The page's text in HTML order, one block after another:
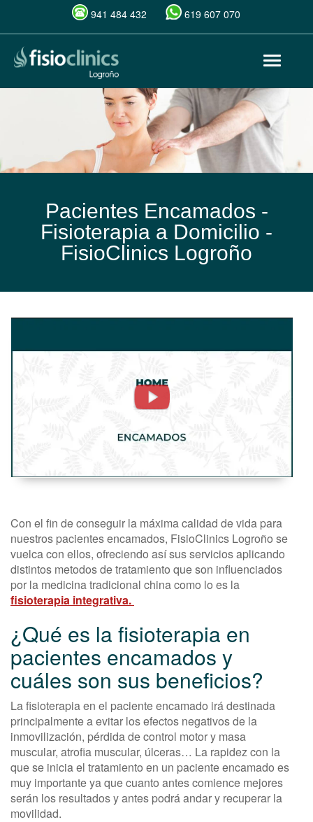
Pasar
contenido
941 484 432 619 607 070
Toggle
Pacientes Encamados -
Fisioterapia a Domicilio -
FisioClinics Logroño
Encamados.
Fisioterapia
FisioClinics
La
Rioja
Con el fin de conseguir la máxima calidad de vida para
nuestros pacientes encamados, FisioClinics Logroño se
vuelca con ellos, ofreciendo así sus servicios aplicando
distintos metodos de tratamiento que son influenciados
por la medicina tradicional china como lo es la
fisioterapia integrativa.
¿Qué es la fisioterapia en
pacientes encamados y
cuáles son sus beneficios?
La fisioterapia en el paciente encamado irá destinada
principalmente a evitar los efectos negativos de la
inmovilización, pérdida de control motor y masa
muscular, atrofia muscular, úlceras… La rapidez con la
que se inicia el tratamiento en un paciente encamado es
muy importante ya que cuanto antes comience mejores
serán los resultados y antes podrá andar y recuperar la
movilidad.